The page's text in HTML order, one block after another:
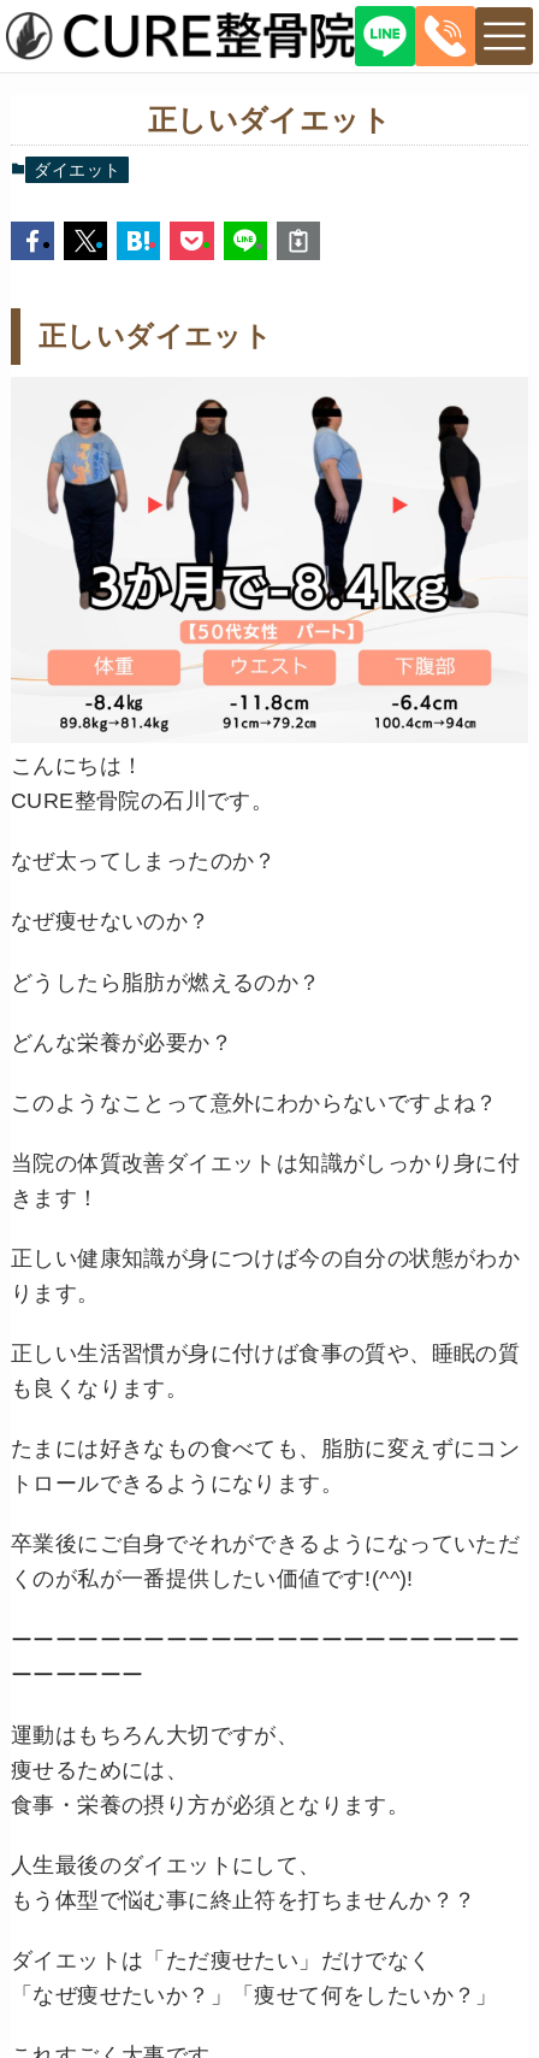
正しいダイエット
ダイエット
正しいダイエット
こんにちは！
CURE整骨院の石川です。
なぜ太ってしまったのか？
なぜ痩せないのか？
どうしたら脂肪が燃えるのか？
どんな栄養が必要か？
このようなことって意外にわからないですよね？
当院の体質改善ダイエットは知識がしっかり身に付
きます！
正しい健康知識が身につけば今の自分の状態がわか
ります。
正しい生活習慣が身に付けば食事の質や、睡眠の質
も良くなります。
たまには好きなもの食べても、脂肪に変えずにコン
トロールできるようになります。
卒業後にご自身でそれができるようになっていただ
くのが私が一番提供したい価値です!(^^)!
ーーーーーーーーーーーーーーーーーーーーーーー
ーーーーーー
運動はもちろん大切ですが、
痩せるためには、
食事・栄養の摂り方が必須となります。
人生最後のダイエットにして、
もう体型で悩む事に終止符を打ちませんか？？
ダイエットは「ただ痩せたい」だけでなく
「なぜ痩せたいか？」「痩せて何をしたいか？」